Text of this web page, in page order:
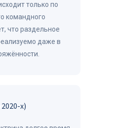
только по
командного
что раздельное
даже в
х)